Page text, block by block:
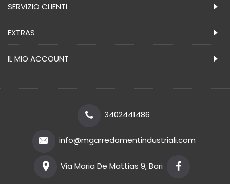
SERVIZIO CLIENTI
EXTRAS
IL MIO ACCOUNT
3402441486
info@mgarredamentindustriali.com
Via Maria De Mattias 9, Bari